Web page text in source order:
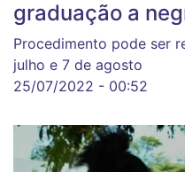
graduação a
Procedimento pode ser
julho e 7 de agosto
25/07/2022 - 00:52